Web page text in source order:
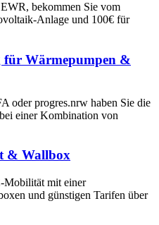
bekommen Sie vom
Anlage und 100€ für
für Wärmepumpen &
oder progres.nrw haben Sie die
einer Kombination von
& Wallbox
Mobilität mit einer
und günstigen Tarifen über